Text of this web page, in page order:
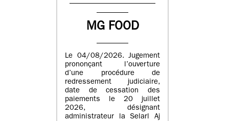
MG FOOD
Le 04/08/2026. Jugement
prononçant l’ouverture
d’une procédure de
redressement judiciaire,
date de cessation des
paiements le 20 juillet
2026, désignant
administrateur la Selarl Aj